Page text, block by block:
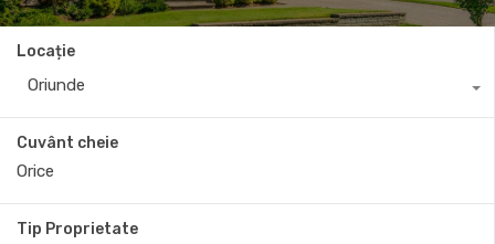
Locație
Oriunde
Cuvânt cheie
Tip Proprietate